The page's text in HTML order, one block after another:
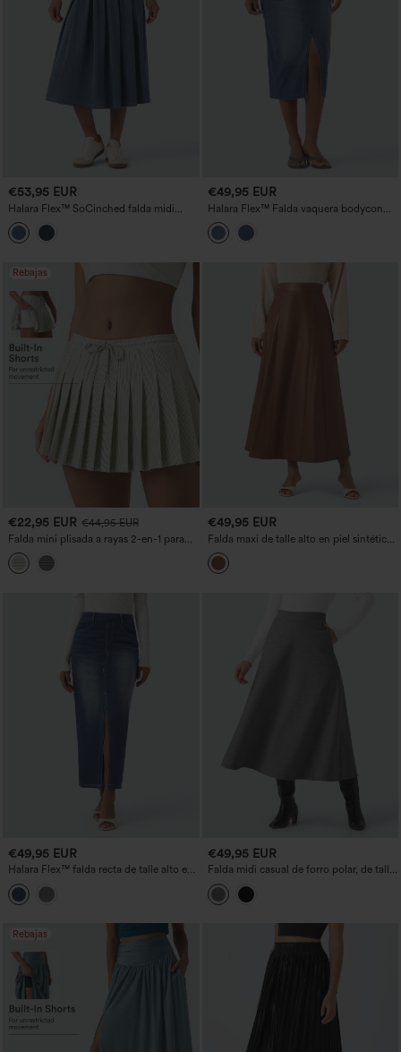
€53,95 EUR
Halara Flex™ SoCinched falda midi
vaquera plisada de talle alto con control
abdominal y bolsillos, estilo casual
€49,95 EUR
Halara Flex™ Falda vaquera bodycon
asimétrica de talle medio con abertura y
bolsillos
Rebajas
€22,95 EUR €44,95 EUR
Falda mini plisada a rayas 2-en-1 para
pickleball, tiro bajo con cordón y
bolsillos
€49,95 EUR
Falda maxi de talle alto en piel sintética
(PU) con forro de forro polar, estilo
casual
€49,95 EUR
Halara Flex™ falda recta de talle alto en
denim lavado, de corte muy relajado,
con bolsillos
€49,95 EUR
Falda midi casual de forro polar, de talle
alto y corte en A, con bolsillos
Rebajas